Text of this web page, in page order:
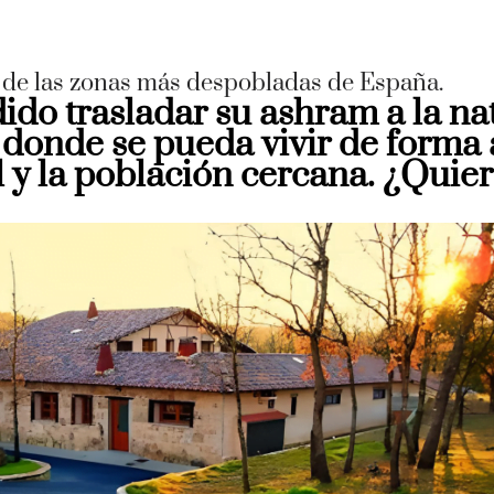
las zonas más despobladas de España.
trasladar su ashram a la
se pueda vivir de forma
la población cercana.